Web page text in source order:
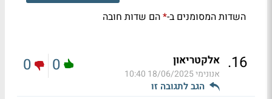
השדות המסומנים ב-*הם שדות חובה
16
. אלקטריאון
אנונימי18/06/2025 10:40
הגב לתגובה זו
0
0